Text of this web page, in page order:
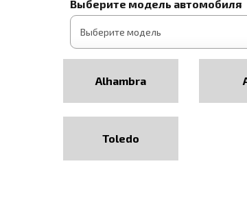
Выберите модель автомобиля
Alhambra
Toledo